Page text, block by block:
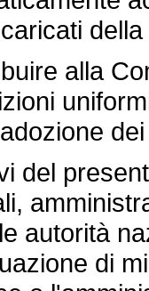
alla
del
autorità
di